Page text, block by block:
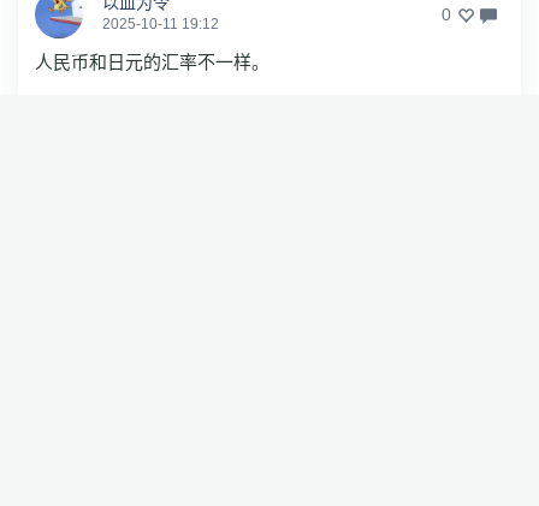
2025-10-11 19:12 0
人民币和日元的汇率不一样。